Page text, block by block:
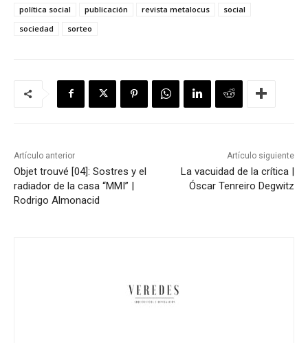
política social
publicación revista metalocus
social
sociedad
sorteo
Artículo anterior
Objet trouvé [04]: Sostres y el
radiador de la casa “MMI” |
Rodrigo Almonacid
Artículo siguiente
La vacuidad de la crítica |
Óscar Tenreiro Degwitz